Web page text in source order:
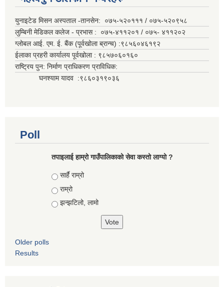
युनाइटेड मिसन अस्पताल -तानसेन: ०७५-५२०१११ / ०७५-५२०९५८
लुम्बिनी मेडिकल कलेज - प्रभास : ०७५-४११२०१ / ०७५- ४११२०२
ग्लोबल आई. एम. ई. बैंक (पूर्वखोला ब्रान्च) :९८५६०४६१९२
ईलाका प्रहरी कार्यालय पूर्वखोला : ९८५७०६०१६०
राष्ट्रिय पुन: निर्माण प्राधिकरण प्राविधिक:
घनश्याम यादव :९८६०३१९०३६
Poll
तपाइलाई हाम्रो गाउँपालिकाको सेवा कस्तो लाग्यो ?
Choices
सार्है राम्रो
राम्रो
झन्झटिलो, लामो
Older polls
Results